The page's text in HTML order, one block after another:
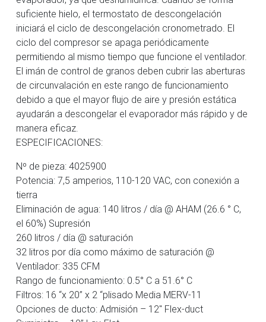
suficiente hielo, el termostato de descongelación
iniciará el ciclo de descongelación cronometrado. El
ciclo del compresor se apaga periódicamente
permitiendo al mismo tiempo que funcione el ventilador.
El imán de control de granos deben cubrir las aberturas
de circunvalación en este rango de funcionamiento
debido a que el mayor flujo de aire y presión estática
ayudarán a descongelar el evaporador más rápido y de
manera eficaz.
ESPECIFICACIONES:
Nº de pieza: 4025900
Potencia: 7,5 amperios, 110-120 VAC, con conexión a
tierra
Eliminación de agua: 140 litros / día @ AHAM (26.6 ° C,
el 60%) Supresión
260 litros / día @ saturación
32 litros por día como máximo de saturación @
Ventilador: 335 CFM
Rango de funcionamiento: 0.5° C a 51.6° C
Filtros: 16 “x 20” x 2 “plisado Media MERV-11
Opciones de ducto: Admisión – 12″ Flex-duct